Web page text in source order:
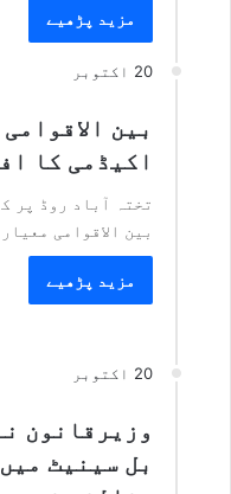
مزید پڑھیے
20 اکتوبر
بین
اکیڈمی کا
تختہ آباد روڈ پر
بین الاقوامی
مزید پڑھیے
20 اکتوبر
بل سینیٹ